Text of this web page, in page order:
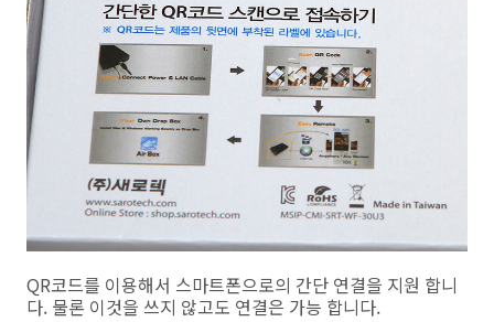
QR코드를 이용해서 스마트폰으로의 간단 연결을 지원 합니
다. 물론 이것을 쓰지 않고도 연결은 가능 합니다.